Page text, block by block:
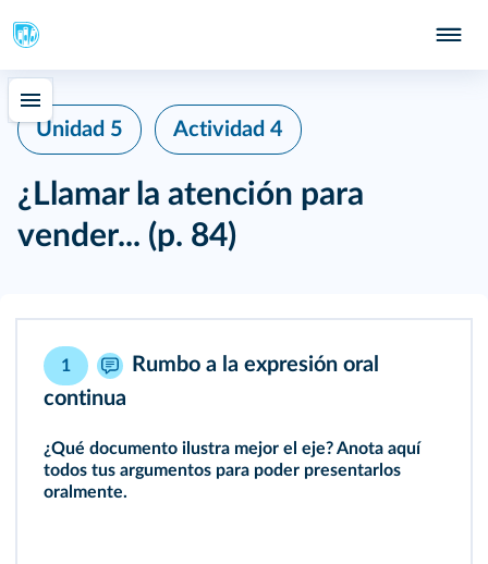
Unidad 5 Actividad 4
¿Llamar la atención para
vender... (p. 84)
1
Rumbo a la expresión oral
continua
¿Qué documento ilustra mejor el eje? Anota aquí
todos tus argumentos para poder presentarlos
oralmente.